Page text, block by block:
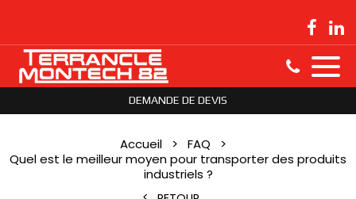
DEMANDE DE DEVIS
Accueil
FAQ
Quel est le meilleur moyen pour transporter des produits
industriels ?